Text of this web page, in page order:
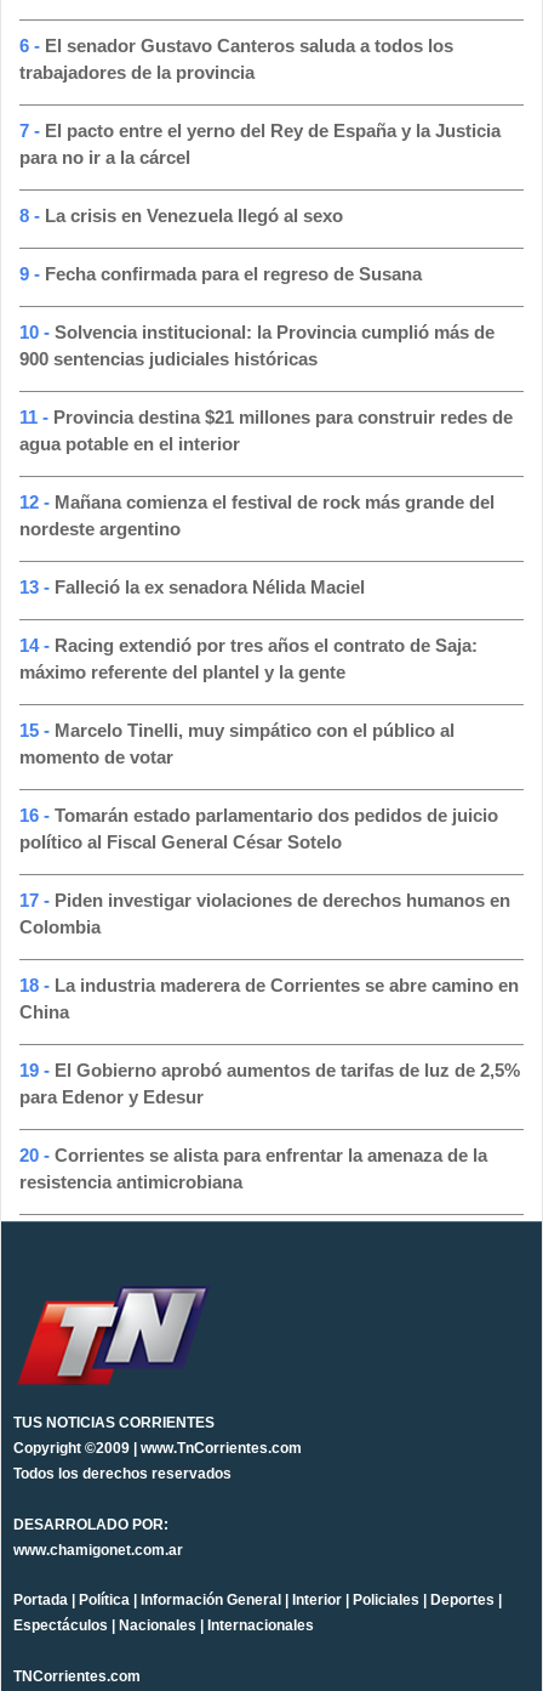
6 - El senador Gustavo Canteros saluda a todos los
trabajadores de la provincia
7 - El pacto entre el yerno del Rey de España y la Justicia
para no ir a la cárcel
8 - La crisis en Venezuela llegó al sexo
9 - Fecha confirmada para el regreso de Susana
10 - Solvencia institucional: la Provincia cumplió más de
900 sentencias judiciales históricas
11 - Provincia destina $21 millones para construir redes de
agua potable en el interior
12 - Mañana comienza el festival de rock más grande del
nordeste argentino
13 - Falleció la ex senadora Nélida Maciel
14 - Racing extendió por tres años el contrato de Saja:
máximo referente del plantel y la gente
15 - Marcelo Tinelli, muy simpático con el público al
momento de votar
16 - Tomarán estado parlamentario dos pedidos de juicio
político al Fiscal General César Sotelo
17 - Piden investigar violaciones de derechos humanos en
Colombia
18 - La industria maderera de Corrientes se abre camino en
China
19 - El Gobierno aprobó aumentos de tarifas de luz de 2,5%
para Edenor y Edesur
20 - Corrientes se alista para enfrentar la amenaza de la
resistencia antimicrobiana
TUS NOTICIAS CORRIENTES
Copyright ©2009 | www.TnCorrientes.com
Todos los derechos reservados
DESARROLADO POR:
www.chamigonet.com.ar
Portada Política Información General Interior Policiales Deportes
Espectáculos
Nacionales Internacionales
TNCorrientes.com